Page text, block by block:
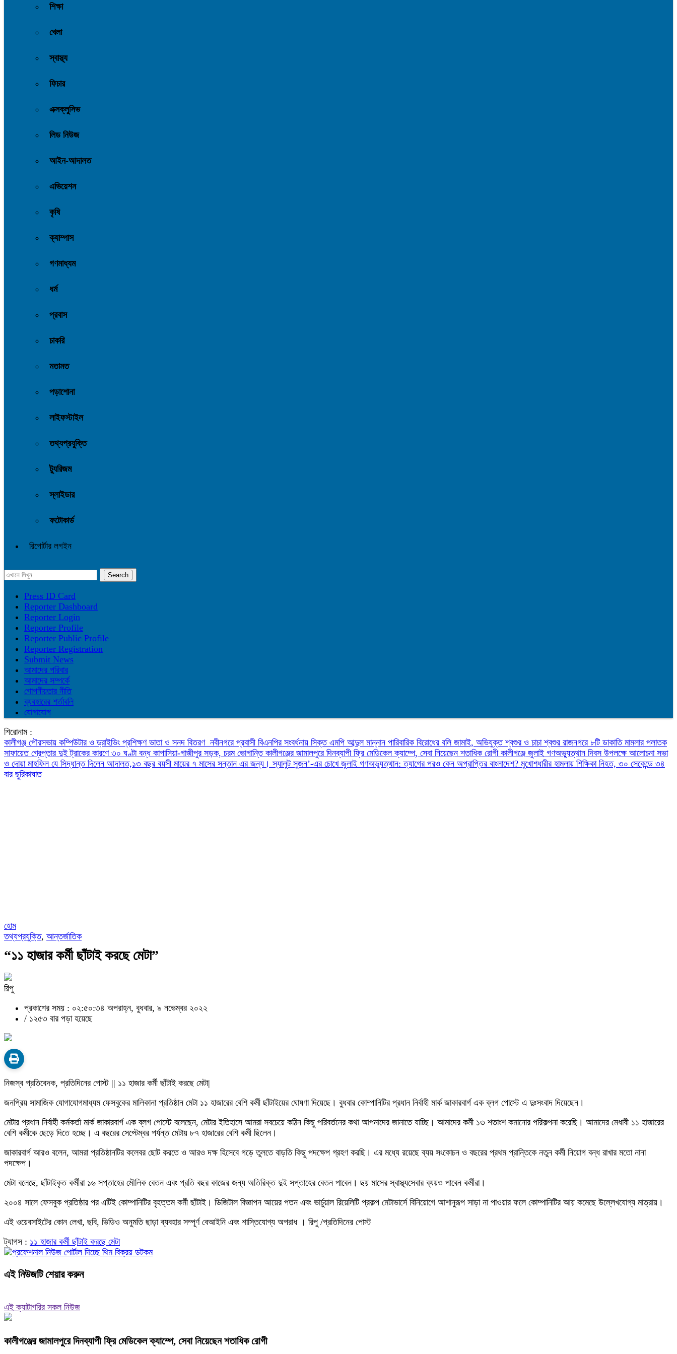
শিক্ষা
খেলা
স্বাস্থ্য
ফিচার
এক্সক্লুসিভ
লিড নিউজ
আইন-আদালত
এভিয়েশন
কৃষি
ক্যাম্পাস
গণমাধ্যম
ধর্ম
প্রবাস
চাকরি
মতামত
পড়াশোনা
লাইফস্টাইল
তথ্যপ্রযুক্তি
ট্যুরিজম
স্লাইডার
ফটোকার্ড
রিপোর্টার লগইন
Press ID Card
Reporter Dashboard
Reporter Login
Reporter Profile
Reporter Public Profile
Reporter Registration
Submit News
আমাদের পরিবার
আমাদের সম্পর্কে
গোপনীয়তার নীতি
ব্যবহারের শর্তাবলি
যোগাযোগ
শিরোনাম :
কালীগঞ্জ পৌরসভায় কম্পিউটার ও ড্রাইভিং প্রশিক্ষণ ভাতা ও সনদ বিতরণ নবীনগরে প্রবাসী বিএনপির সংবর্ধনায় সিক্ত এমপি আব্দুল মান্নান পারিবারিক বিরোধের বলি জামাই, অভিযুক্ত শ্বশুর ও চাচা শ্বশুর রাজনগরে ৮টি ডাকাতি মামলার পলাতক
সাফায়েত গ্রেপ্তার দুই ট্রাকের কারণে ৩০ ঘণ্টা বন্ধ কাপাসিয়া-গাজীপুর সড়ক, চরম ভোগান্তি কালীগঞ্জের জামালপুরে দিনব্যাপী ফ্রি মেডিকেল ক্যাম্পে, সেবা নিয়েছেন শতাধিক রোগী কালীগঞ্জে জুলাই গণঅভ্যুত্থান দিবস উপলক্ষে আলোচনা সভা
ও দোয়া মাহফিল যে সিদ্ধান্ত দিলেন আদালত,১৩ বছর বয়সী মায়ের ৭ মাসের সন্তান এর জন্য।স্যালুট সুজন’-এর চোখে জুলাই গণঅভ্যুত্থান: ত্যাগের পরও কেন অপ্রাপ্তির বাংলাদেশ? মুখোশধারীর হামলায় শিক্ষিকা নিহত, ৩০ সেকেন্ডে ৩৪
বার ছুরিকাঘাত
হোম
তথ্যপ্রযুক্তি, আন্তর্জাতিক
“১১ হাজার কর্মী ছাঁটাই করছে মেটা”
রিপু
প্রকাশের সময় : ০২:৫০:৩৪ অপরাহ্ন, বুধবার, ৯ নভেম্বর ২০২২
/ ১২৫৩ বার পড়া হয়েছে
নিজস্ব প্রতিবেদক, প্রতিদিনের পোস্ট || ১১ হাজার কর্মী ছাঁটাই করছে মেটা|
জনপ্রিয় সামাজিক যোগাযোগমাধ্যম ফেসবুকের মালিকানা প্রতিষ্ঠান মেটা ১১ হাজারের বেশি কর্মী ছাঁটাইয়ের ঘোষণা দিয়েছে। বুধবার কোম্পানিটির প্রধান নির্বাহী মার্ক জাকারবার্গ এক ব্লগ পোস্টে এ দুঃসংবাদ দিয়েছেন।
মেটার প্রধান নির্বাহী কর্মকর্তা মার্ক জাকারবার্গ এক ব্লগ পোস্টে বলেছেন, মেটার ইতিহাসে আমরা সবচেয়ে কঠিন কিছু পরিবর্তনের কথা আপনাদের জানাতে যাচ্ছি। আমাদের কর্মী ১৩ শতাংশ কমানোর পরিকল্পনা করেছি। আমাদের মেধাবী ১১ হাজারের
বেশি কর্মীকে ছেড়ে দিতে হচ্ছে। এ বছরের সেপ্টেম্বর পর্যন্ত মেটায় ৮৭ হাজারের বেশি কর্মী ছিলেন।
জাকারবার্গ আরও বলেন, আমরা প্রতিষ্ঠানটির কলেবর ছোট করতে ও আরও দক্ষ হিসেবে গড়ে তুলতে বাড়তি কিছু পদক্ষেপ গ্রহণ করছি। এর মধ্যে রয়েছে ব্যয় সংকোচন ও বছরের প্রথম প্রান্তিকে নতুন কর্মী নিয়োগ বন্ধ রাখার মতো নানা
পদক্ষেপ।
মেটা বলেছে, ছাঁটাইকৃত কর্মীরা ১৬ সপ্তাহের মৌলিক বেতন এবং প্রতি বছর কাজের জন্য অতিরিক্ত দুই সপ্তাহের বেতন পাবেন। ছয় মাসের স্বাস্থ্যসেবার ব্যয়ও পাবেন কর্মীরা।
২০০৪ সালে ফেসবুক প্রতিষ্ঠার পর এটিই কোম্পানিটির বৃহত্তম কর্মী ছাঁটাই। ডিজিটাল বিজ্ঞাপন আয়ের পতন এবং ভার্চুয়াল রিয়েলিটি প্রকল্প মেটাভার্সে বিনিয়োগে আশানুরূপ সাড়া না পাওয়ার ফলে কোম্পানিটির আয় কমেছে উল্লেখযোগ্য মাত্রায়।
এই ওয়েবসাইটের কোন লেখা, ছবি, ভিডিও অনুমতি ছাড়া ব্যবহার সম্পূর্ণ বেআইনি এবং শাস্তিযোগ্য অপরাধ । রিপু /প্রতিদিনের পোস্ট
ট্যাগস : ১১ হাজার কর্মী ছাঁটাই করছে মেটা
এই নিউজটি শেয়ার করুন
এই ক্যাটাগরির সকল নিউজ
কালীগঞ্জের জামালপুরে দিনব্যাপী ফ্রি মেডিকেল ক্যাম্পে, সেবা নিয়েছেন শতাধিক রোগী